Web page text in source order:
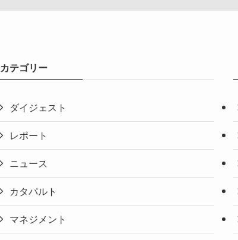
カテゴリー
ダイジェスト
レポート
ニュース
カタパルト
マネジメント